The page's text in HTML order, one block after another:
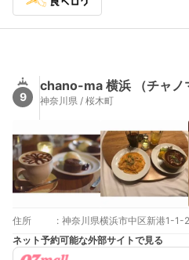
9
chano-ma 横浜 （チャノ
神奈川県 / 桜木町
住所 : 神奈川県横浜市中区新港1-1-
ネット予約可能な外部サイトで見る